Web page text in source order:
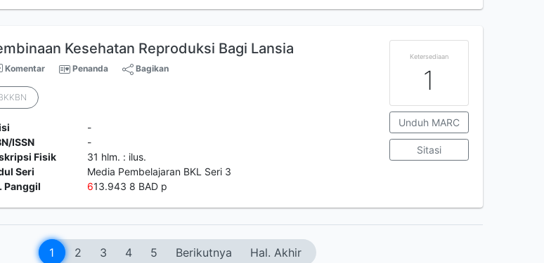
Kesehatan Reproduksi Bagi Lansia
Komentar Penanda Bagikan
-
ISSN
-
Fisik
31 hlm. : ilus.
Seri
Media Pembelajaran BKL Seri 3
Panggil
613.943 8 BAD p
Ketersediaan
1
Unduh MARC
Sitasi
1 2 3 4 5 Berikutnya Hal. Akhir